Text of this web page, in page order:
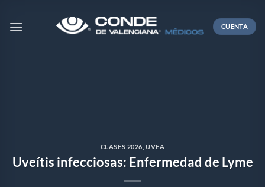
CUENTA
CLASES 2026 ,UVEA
Uveítis infecciosas: Enfermedad de Lyme